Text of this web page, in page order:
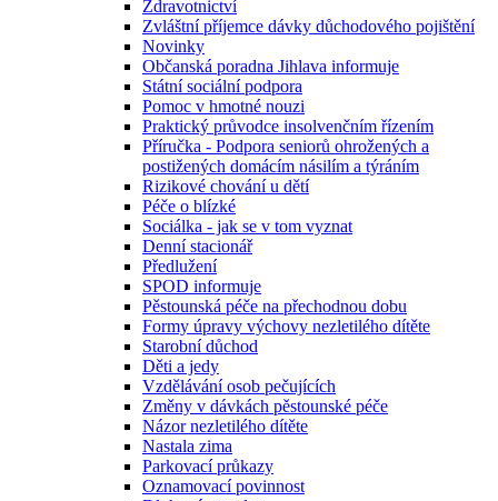
Zdravotnictví
Zvláštní příjemce dávky důchodového pojištění
Novinky
Občanská poradna Jihlava informuje
Státní sociální podpora
Pomoc v hmotné nouzi
Praktický průvodce insolvenčním řízením
Příručka - Podpora seniorů ohrožených a
postižených domácím násilím a týráním
Rizikové chování u dětí
Péče o blízké
Sociálka - jak se v tom vyznat
Denní stacionář
Předlužení
SPOD informuje
Pěstounská péče na přechodnou dobu
Formy úpravy výchovy nezletilého dítěte
Starobní důchod
Děti a jedy
Vzdělávání osob pečujících
Změny v dávkách pěstounské péče
Názor nezletilého dítěte
Nastala zima
Parkovací průkazy
Oznamovací povinnost